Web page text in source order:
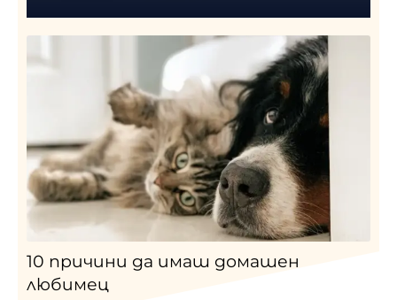
10 причини да имаш домашен
любимец